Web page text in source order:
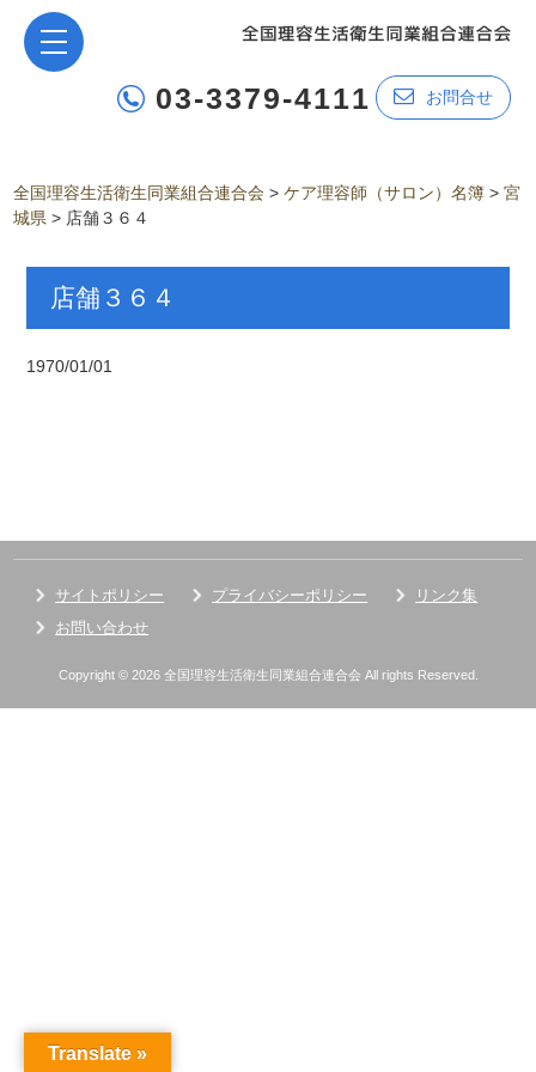
03-3379-4111 お問合せ
全国理容生活衛生同業組合連合会 >ケア理容師（サロン）名簿 >宮
城県 > 店舗３６４
店舗３６４
1970/01/01
サイトポリシー プライバシーポリシー
リンク集
お問い合わせ
Copyright © 2026 全国理容生活衛生同業組合連合会 All rights Reserved.
Translate »